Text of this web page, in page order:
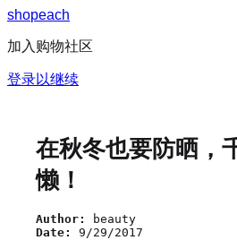
shopeach
加入购物社区
登录以继续
在秋冬也要防晒，
懒！
Author:
beauty
Date:
9/29/2017